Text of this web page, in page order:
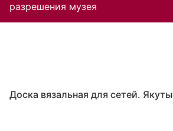
разрешения музея
Доска вязальная для сетей. Якуты